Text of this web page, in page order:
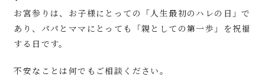
お宮参りは、お子様にとっての「人生最初のハレの日」で
あり、パパとママにとっても「親としての第一歩」を祝福
する日です。
不安なことは何でもご相談ください。